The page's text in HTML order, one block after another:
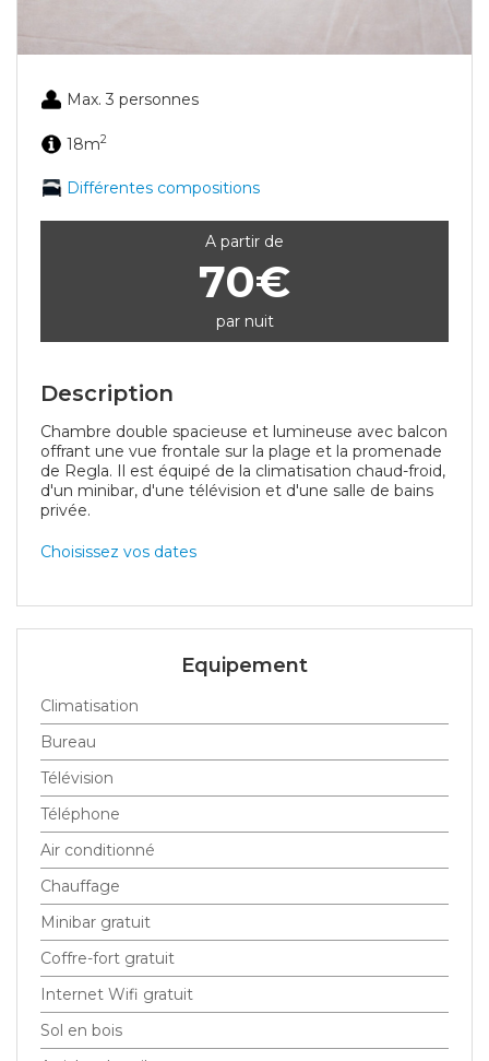
Max. 3 personnes
18m2
Différentes compositions
A partir de
70€
par nuit
Description
Chambre double spacieuse et lumineuse avec balcon
offrant une vue frontale sur la plage et la promenade
de Regla. Il est équipé de la climatisation chaud-froid,
d'un minibar, d'une télévision et d'une salle de bains
privée.
Choisissez vos dates
Equipement
Climatisation
Bureau
Télévision
Téléphone
Air conditionné
Chauffage
Minibar gratuit
Coffre-fort gratuit
Internet Wifi gratuit
Sol en bois